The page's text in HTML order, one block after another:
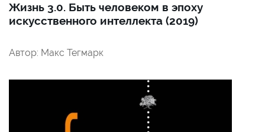
Жизнь 3.0. Быть человеком в эпоху
искусственного интеллекта (2019)
Автор: Макс Тегмарк